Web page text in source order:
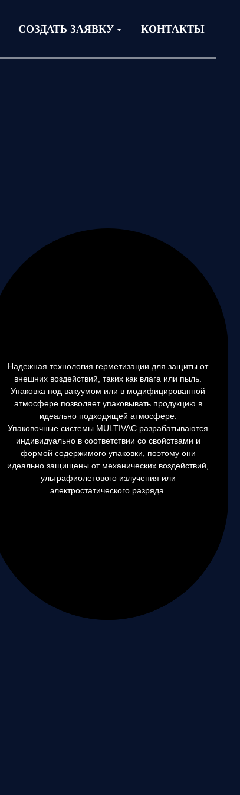
СОЗДАТЬ ЗАЯВКУ КОНТАКТЫ
Надежная технология герметизации для защиты от
внешних воздействий, таких как влага или пыль.
Упаковка под вакуумом или в модифицированной
атмосфере позволяет упаковывать продукцию в
идеально подходящей атмосфере.
Упаковочные системы MULTIVAC разрабатываются
индивидуально в соответствии со свойствами и
формой содержимого упаковки, поэтому они
идеально защищены от механических воздействий,
ультрафиолетового излучения или
электростатического разряда.